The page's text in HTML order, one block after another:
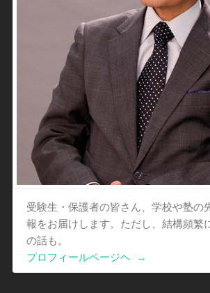
受験生・保護者の皆さん、学校や塾の
報をお届けします。ただし、結構頻繁
の話も。
プロフィールページヘ
→